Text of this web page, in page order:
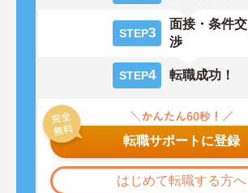
STEP3
面接・条件交
渉
STEP4 転職成功！
転職サポートに登録
はじめて転職する方へ